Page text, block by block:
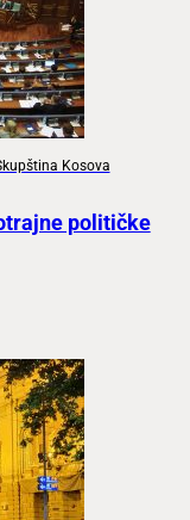
Kosova
političke